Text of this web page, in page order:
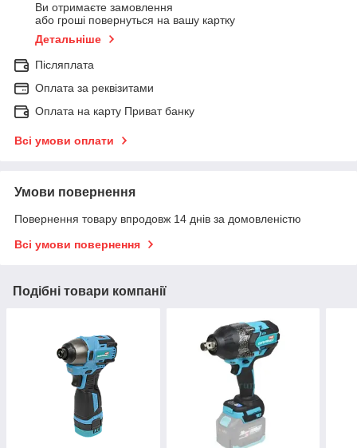
Ви отримаєте замовлення
або гроші повернуться на вашу картку
Детальніше
Післяплата
Оплата за реквізитами
Оплата на карту Приват банку
Всі умови оплати
Умови повернення
Повернення товару впродовж 14 днів за домовленістю
Всі умови повернення
Подібні товари компанії